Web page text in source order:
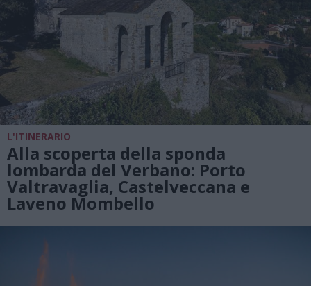
L'ITINERARIO
Alla scoperta della sponda
lombarda del Verbano: Porto
Valtravaglia, Castelveccana e
Laveno Mombello